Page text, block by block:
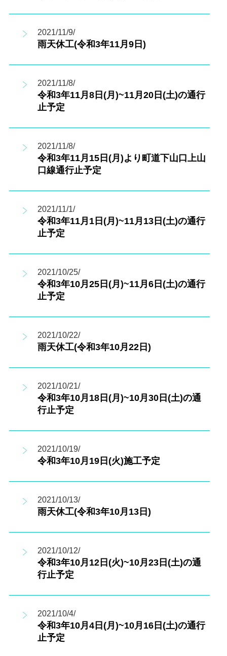
2021/11/9/
雨天休工(令和3年11月9日)
2021/11/8/
令和3年11月8日(月)~11月20日(土)の通行
止予定
2021/11/8/
令和3年11月15日(月)より町道下山口上山
口線通行止予定
2021/11/1/
令和3年11月1日(月)~11月13日(土)の通行
止予定
2021/10/25/
令和3年10月25日(月)~11月6日(土)の通行
止予定
2021/10/22/
雨天休工(令和3年10月22日)
2021/10/21/
令和3年10月18日(月)~10月30日(土)の通
行止予定
2021/10/19/
令和3年10月19日(火)施工予定
2021/10/13/
雨天休工(令和3年10月13日)
2021/10/12/
令和3年10月12日(火)~10月23日(土)の通
行止予定
2021/10/4/
令和3年10月4日(月)~10月16日(土)の通行
止予定